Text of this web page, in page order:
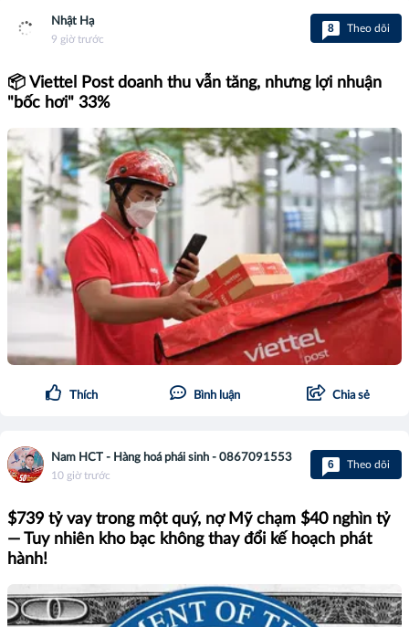
Nhật Hạ
9 giờ trước
8 Theo dõi
📦 Viettel Post doanh thu vẫn tăng, nhưng lợi nhuận
"bốc hơi" 33%
Thích Bình luận Chia sẻ
Nam HCT - Hàng hoá phái sinh - 0867091553
10 giờ trước
6 Theo dõi
$739 tỷ vay trong một quý, nợ Mỹ chạm $40 nghìn tỷ
— Tuy nhiên kho bạc không thay đổi kế hoạch phát
hành!